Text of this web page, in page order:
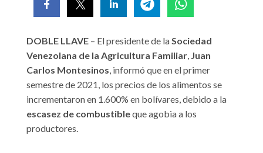
DOBLE LLAVE – El presidente de laSociedad
Venezolana de la Agricultura Familiar, Juan
Carlos Montesinos, informó que en el primer
semestre de 2021, los precios de los alimentos se
incrementaron en 1.600% en bolívares, debido a la
escasez de combustibleque agobia a los
productores.